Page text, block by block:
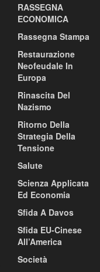
RASSEGNA
ECONOMICA
Rassegna Stampa
Restaurazione
Neofeudale In
Europa
Rinascita Del
Nazismo
Ritorno Della
Strategia Della
Tensione
Salute
Scienza Applicata
Ed Economia
Sfida A Davos
Sfida EU-Cinese
All’America
Società